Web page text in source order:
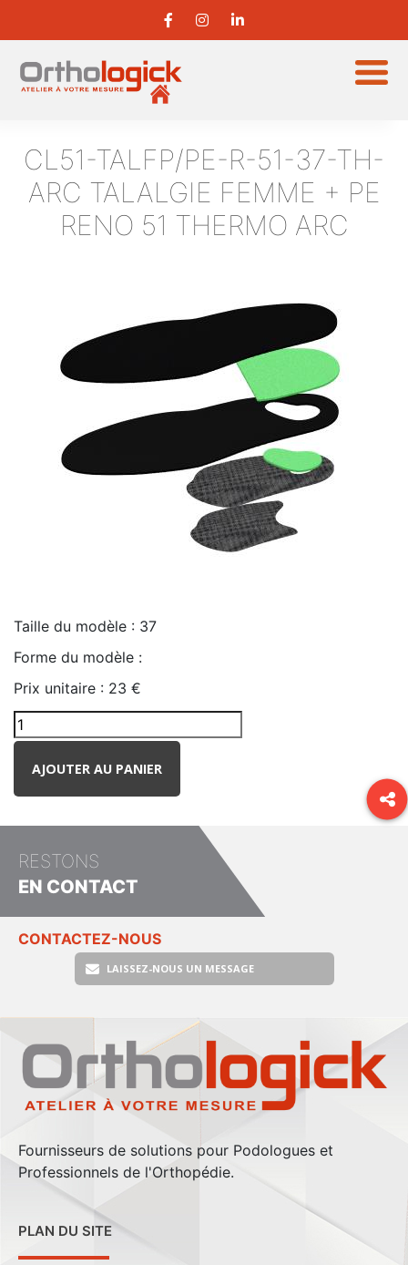
CL51-TALFP/PE-R-51-37-TH-
ARC TALALGIE FEMME + PE
RENO 51 THERMO ARC
Taille du modèle : 37
Forme du modèle :
Prix unitaire : 23 €
AJOUTER AU PANIER
RESTONS
EN CONTACT
CONTACTEZ-NOUS
LAISSEZ-NOUS UN MESSAGE
Fournisseurs de solutions pour Podologues et
Professionnels de l'Orthopédie.
PLAN DU SITE